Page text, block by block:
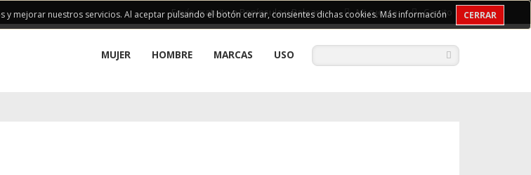
mejorar nuestros servicios. Al aceptar pulsando el botón cerrar, consientes dichas cookies.Más información CERRAR
Envío gratuito a Península y Baleares Mi cuenta Carrito
MUJER HOMBRE MARCAS USO